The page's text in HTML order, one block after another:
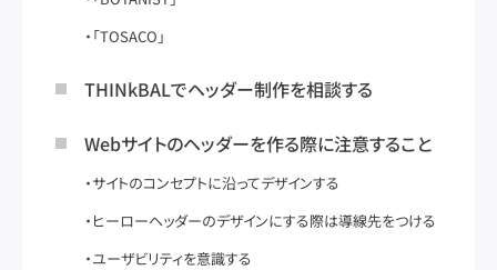
「TOSACO」
THINkBALでヘッダー制作を相談する
Webサイトのヘッダーを作る際に注意すること
サイトのコンセプトに沿ってデザインする
ヒーローヘッダーのデザインにする際は導線先をつける
ユーザビリティを意識する